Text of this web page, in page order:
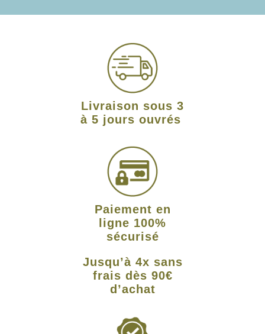
Livraison sous 3
à 5 jours ouvrés
Paiement en
ligne 100%
sécurisé
Jusqu’à 4x sans
frais dès 90€
d’achat